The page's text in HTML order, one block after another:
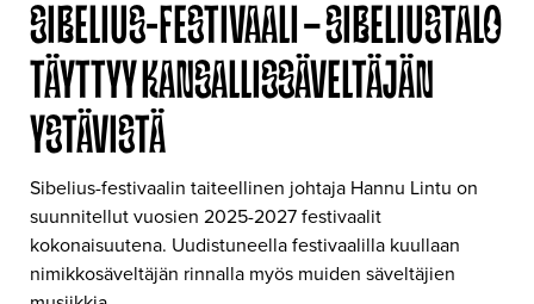
SIBELIUS-FESTIVAALI – SIBELIUSTALO
TÄYTTYY KANSALLISSÄVELTÄJÄN
YSTÄVISTÄ
Sibelius-festivaalin taiteellinen johtaja Hannu Lintu on
suunnitellut vuosien 2025-2027 festivaalit
kokonaisuutena. Uudistuneella festivaalilla kuullaan
nimikkosäveltäjän rinnalla myös muiden säveltäjien